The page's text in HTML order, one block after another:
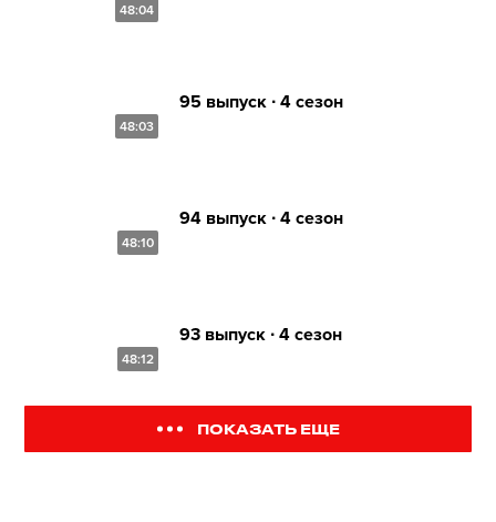
48:04
48:03
95 выпуск ∙ 4 сезон
48:10
94 выпуск ∙ 4 сезон
48:12
93 выпуск ∙ 4 сезон
ПОКАЗАТЬ ЕЩЕ